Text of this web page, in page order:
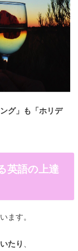
グ」も「ホリデ
英語の上達
ます。
たり